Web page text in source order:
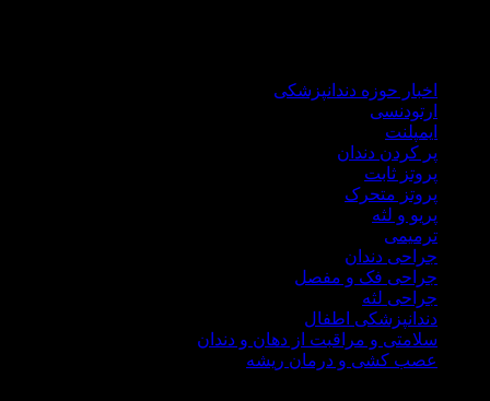
اخبار حوزه دندانپزشکی
ارتودنسی
ایمپلنت
پر کردن دندان
پروتز ثابت
پروتز متحرک
پریو و لثه
ترمیمی
جراحی دندان
جراحی فک و مفصل
جراحی لثه
دندانپزشکی اطفال
سلامتی و مراقبت از دهان و دندان
عصب کشی و درمان ریشه